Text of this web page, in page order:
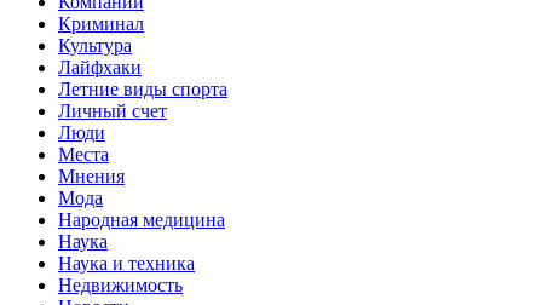
Криминал
Культура
Лайфхаки
Летние виды спорта
Личный счет
Люди
Места
Мнения
Мода
Народная медицина
Наука
Наука и техника
Недвижимость